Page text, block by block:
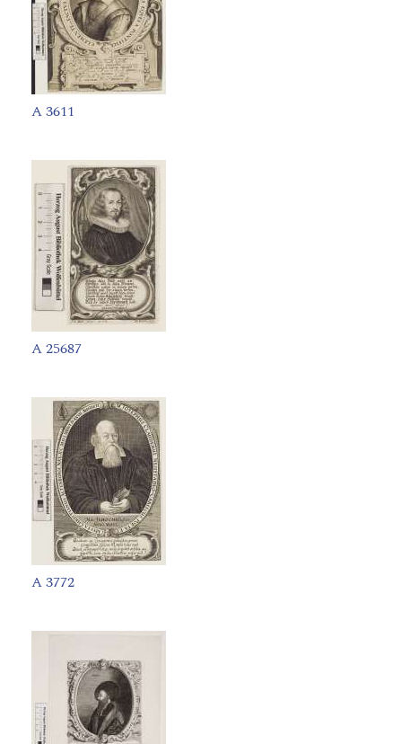
A 3611
A 25687
A 3772